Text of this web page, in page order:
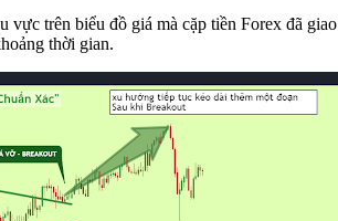
vực trên biểu đồ giá mà cặp tiền Forex đã giao
thời gian.